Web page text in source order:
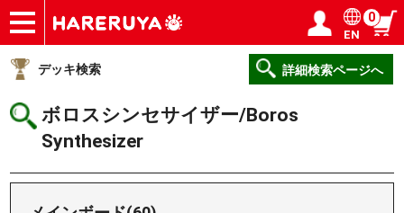
ショップ
買取
記事
デッキ検索
デッキ構築
選手一覧
店舗一覧
イベント
ヘルプ
お問い合わせ ログイン／会員登録
EN
0
デッキ検索 詳細検索ページへ
ボロスシンセサイザー/Boros
Synthesizer